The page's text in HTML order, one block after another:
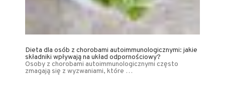
Dieta dla osób z chorobami autoimmunologicznymi: jakie
składniki wpływają na układ odpornościowy?
Osoby z chorobami autoimmunologicznymi często
zmagają się z wyzwaniami, które …